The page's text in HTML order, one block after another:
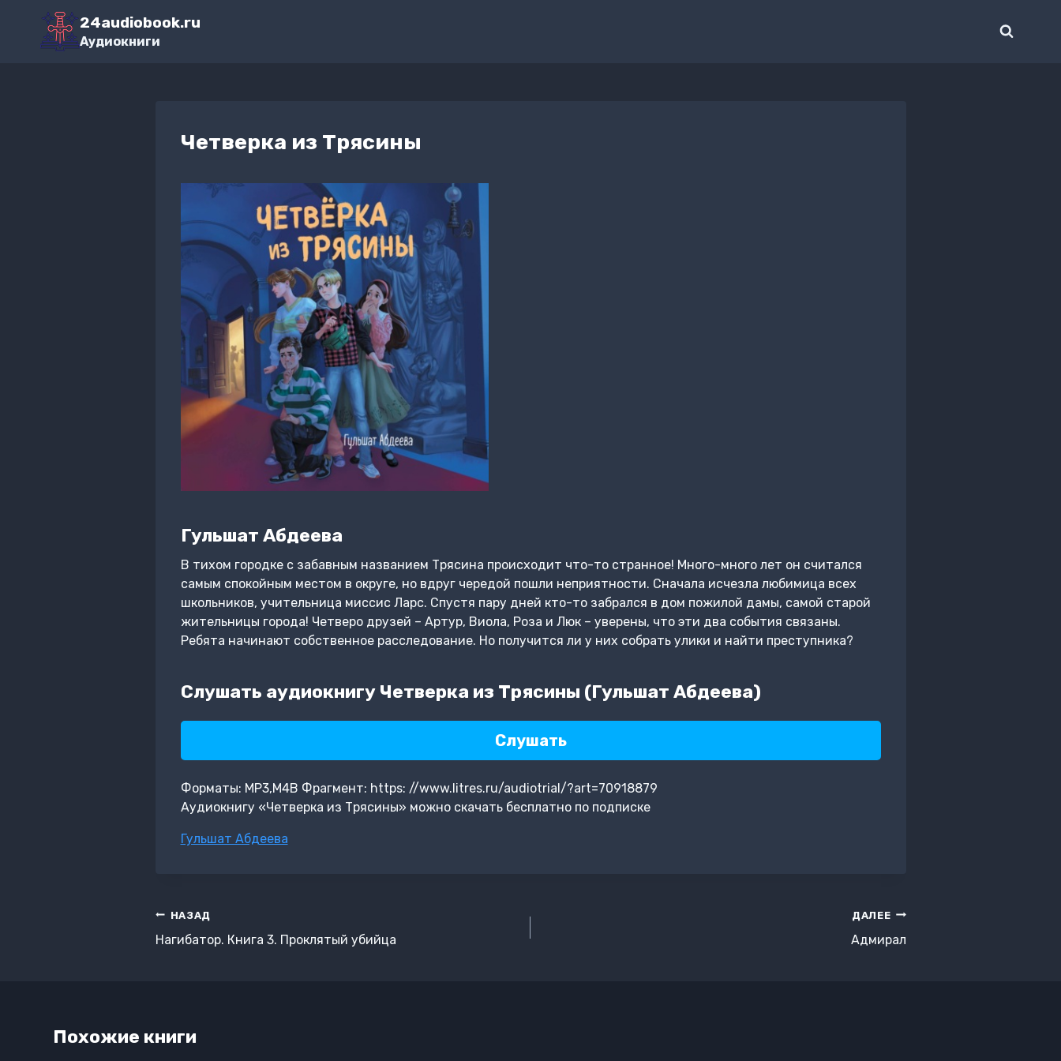
Перейти
содержимому
24audiobook.ru
Аудиокниги
Четверка из Трясины
Гульшат Абдеева
В тихом городке с забавным названием Трясина происходит что-то странное! Много-много лет он считался
самым спокойным местом в округе, но вдруг чередой пошли неприятности. Сначала исчезла любимица всех
школьников, учительница миссис Ларс. Спустя пару дней кто-то забрался в дом пожилой дамы, самой старой
жительницы города! Четверо друзей – Артур, Виола, Роза и Люк – уверены, что эти два события связаны.
Ребята начинают собственное расследование. Но получится ли у них собрать улики и найти преступника?
Слушать аудиокнигу Четверка из Трясины (Гульшат Абдеева)
Слушать
Форматы: MP3,M4B Фрагмент: https: //www.litres.ru/audiotrial/?art=70918879
Аудиокнигу «Четверка из Трясины» можно скачать бесплатно по подписке
Метки
Гульшат Абдеева
Навигация
по
НАЗАД
Нагибатор. Книга 3. Проклятый убийца
ДАЛЕЕ
Адмирал
Похожие книги